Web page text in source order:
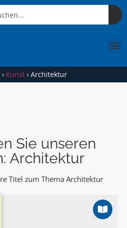
› Kunst› Architektur
Sie unseren
Architektur
Titel zum Thema Architektur